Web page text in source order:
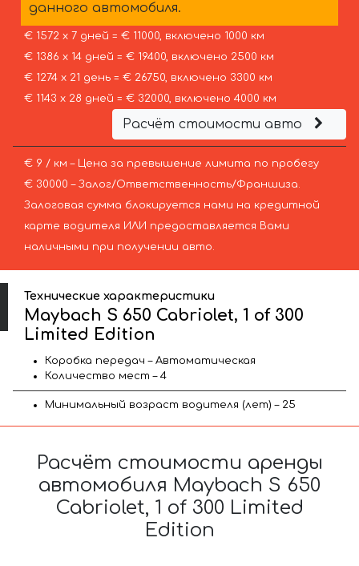
данного автомобиля.
€ 1572 х 7 дней = € 11000, включено 1000 км
€ 1386 х 14 дней = € 19400, включено 2500 км
€ 1274 х 21 день = € 26750, включено 3300 км
€ 1143 х 28 дней = € 32000, включено 4000 км
Расчёт стоимости авто
€ 9 / км – Цена за превышение лимита по пробегу
€ 30000 – Залог/Ответственность/Франшиза.
Залоговая сумма блокируется нами на кредитной
карте водителя ИЛИ предоставляется Вами
наличными при получении авто.
Технические характеристики
Maybach S 650 Cabriolet, 1 of 300
Limited Edition
Коробка передач – Автоматическая
Количество мест – 4
Минимальный возраст водителя (лет) – 25
Расчёт стоимости аренды
автомобиля Maybach S 650
Cabriolet, 1 of 300 Limited
Edition